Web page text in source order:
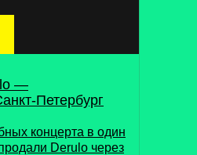
—
Петербург
концерта в один
Derulo через